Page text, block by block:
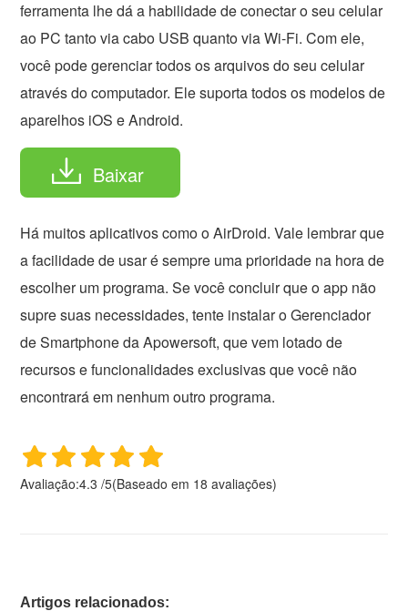
ferramenta lhe dá a habilidade de conectar o seu celular
ao PC tanto via cabo USB quanto via Wi-Fi. Com ele,
você pode gerenciar todos os arquivos do seu celular
através do computador. Ele suporta todos os modelos de
aparelhos iOS e Android.
Baixar
Há muitos aplicativos como o AirDroid. Vale lembrar que
a facilidade de usar é sempre uma prioridade na hora de
escolher um programa. Se você concluir que o app não
supre suas necessidades, tente instalar o Gerenciador
de Smartphone da Apowersoft, que vem lotado de
recursos e funcionalidades exclusivas que você não
encontrará em nenhum outro programa.
Avaliação:4.3 /5(Baseado em 18 avaliações)
Artigos relacionados: